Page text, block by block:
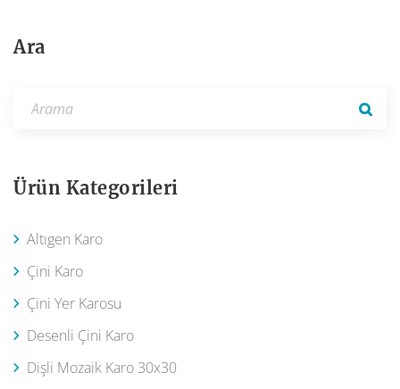
Ara
Ürün Kategorileri
Altıgen Karo
Çini Karo
Çini Yer Karosu
Desenli Çini Karo
Dişli Mozaik Karo 30x30